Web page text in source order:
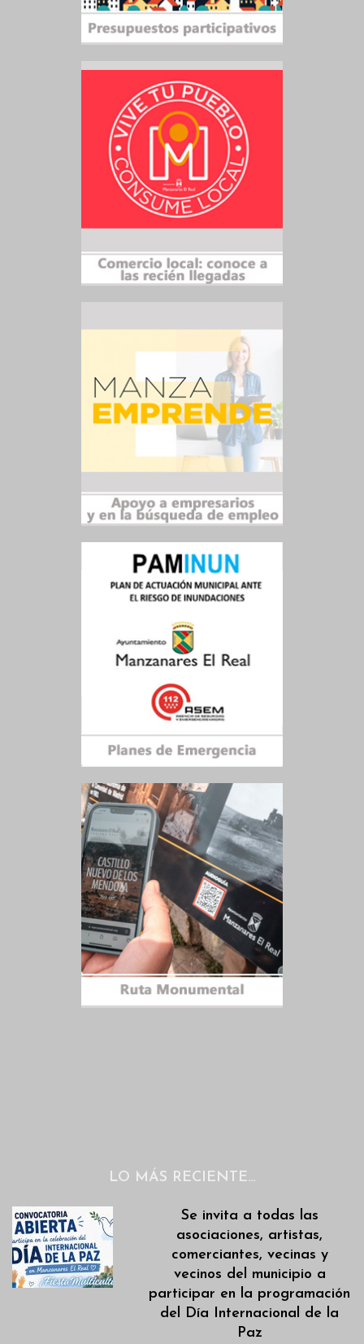
LO MÁS RECIENTE…
Se invita a todas las
asociaciones, artistas,
comerciantes, vecinas y
vecinos del municipio a
participar en la programación
del Día Internacional de la
Paz